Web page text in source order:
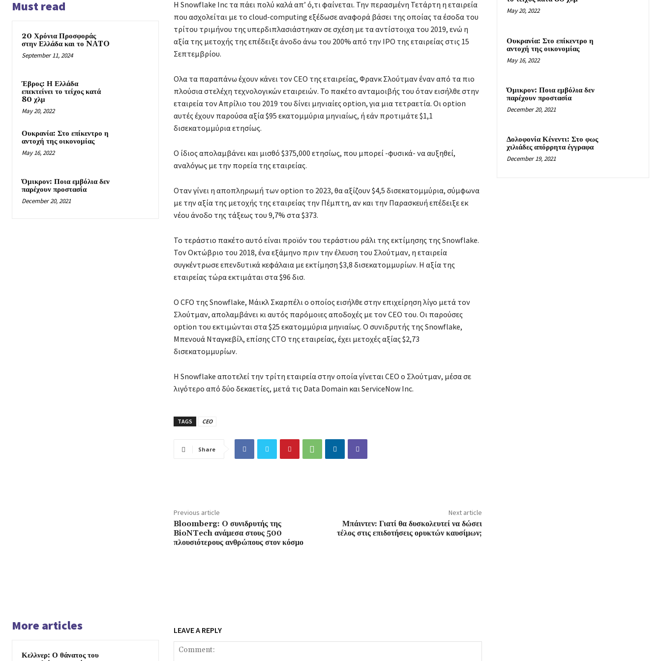
Ή
Must read
20 Χρόνια Προσφοράς
στην Ελλάδα και το NATO
September 11, 2024
Έβρος: Η Ελλάδα
επεκτείνει το τείχος κατά
80 χλμ
May 20, 2022
Ουκρανία: Στο επίκεντρο η
αντοχή της οικονομίας
May 16, 2022
Όμικρον: Ποια εμβόλια δεν
παρέχουν προστασία
December 20, 2021
H Snowflake Inc τα πάει πολύ καλά απ’ ό,τι φαίνεται. Την περασμένη Τετάρτη η εταιρεία
που ασχολείται με το cloud-computing εξέδωσε αναφορά βάσει της οποίας τα έσοδα του
τρίτου τριμήνου της υπερδιπλασιάστηκαν σε σχέση με τα αντίστοιχα του 2019, ενώ η
αξία της μετοχής της επέδειξε άνοδο άνω του 200% από την ΙΡΟ της εταιρείας στις 15
Σεπτεμβρίου.
Oλα τα παραπάνω έχουν κάνει τον CEO της εταιρείας, Φρανκ Σλούτμαν έναν από τα πιο
πλούσια στελέχη τεχνολογικών εταιρειών. Το πακέτο ανταμοιβής του όταν εισήλθε στην
εταιρεία τον Απρίλιο του 2019 του δίνει μηνιαίες option, για μια τετραετία. Οι option
αυτές έχουν παρούσα αξία $95 εκατομμύρια μηνιαίως, ή εάν προτιμάτε $1,1
δισεκατομμύρια ετησίως.
Ο ίδιος απολαμβάνει και μισθό $375,000 ετησίως, που μπορεί -φυσικά- να αυξηθεί,
αναλόγως με την πορεία της εταιρείας.
Οταν γίνει η αποπληρωμή των option το 2023, θα αξίζουν $4,5 δισεκατομμύρια, σύμφωνα
με την αξία της μετοχής της εταιρείας την Πέμπτη, αν και την Παρασκευή επέδειξε εκ
νέου άνοδο της τάξεως του 9,7% στα $373.
Το τεράστιο πακέτο αυτό είναι προϊόν του τεράστιου ράλι της εκτίμησης της Snowflake.
Τον Οκτώβριο του 2018, ένα εξάμηνο πριν την έλευση του Σλούτμαν, η εταιρεία
συγκέντρωσε επενδυτικά κεφάλαια με εκτίμηση $3,8 δισεκατομμυρίων. Η αξία της
εταιρείας τώρα εκτιμάται στα $96 δισ.
Ο CFO της Snowflake, Μάικλ Σκαρπέλι ο οποίος εισήλθε στην επιχείρηση λίγο μετά τον
Σλούτμαν, απολαμβάνει κι αυτός παρόμοιες αποδοχές με τον CEO του. Οι παρούσες
option του εκτιμώνται στα $25 εκατομμύρια μηνιαίως. Ο συνιδρυτής της Snowflake,
Μπενουά Νταγκεβίλ, επίσης CTO της εταιρείας, έχει μετοχές αξίας $2,73
δισεκατομμυρίων.
Η Snowflake αποτελεί την τρίτη εταιρεία στην οποία γίνεται CEO ο Σλούτμαν, μέσα σε
λιγότερο από δύο δεκαετίες, μετά τις Data Domain και ServiceNow Inc.
TAGS CEO
Share
Previous article
Bloomberg: O συνιδρυτής της
BioNTech ανάμεσα στους 500
πλουσιότερους ανθρώπους στον κόσμο
Next article
Μπάιντεν: Γιατί θα δυσκολευτεί να δώσει
τέλος στις επιδοτήσεις ορυκτών καυσίμων;
More articles
Κελλνερ: Ο θάνατος του
LEAVE A REPLY
May 20, 2022
Ουκρανία: Στο επίκεντρο η
αντοχή της οικονομίας
May 16, 2022
Όμικρον: Ποια εμβόλια δεν
παρέχουν προστασία
December 20, 2021
Δολοφονία Κένεντι: Στο φως
χιλιάδες απόρρητα έγγραφα
December 19, 2021